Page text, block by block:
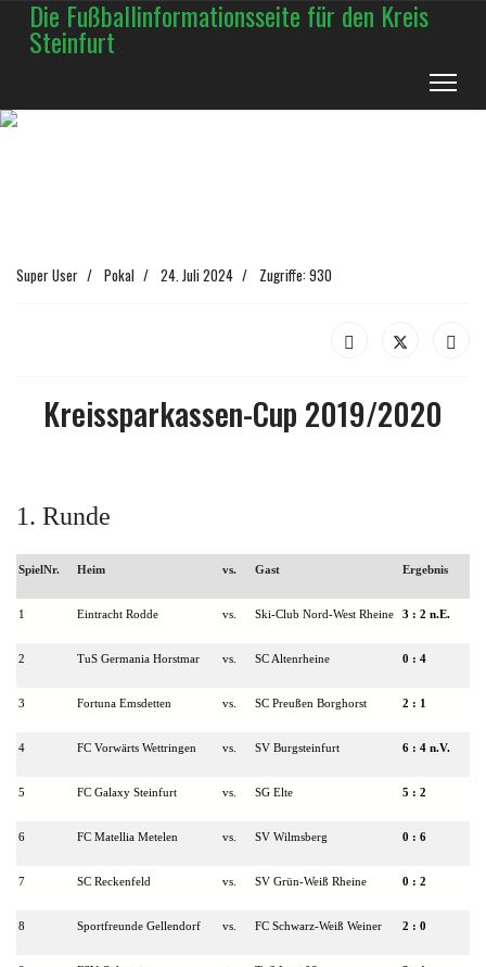
Die Fußballinformationsseite für den Kreis
Steinfurt
Super User Pokal 24. Juli 2024 Zugriffe: 930
Kreissparkassen-Cup 2019/2020
1. Runde
SpielNr. Heim vs. Gast Ergebnis
1 Eintracht Rodde vs. Ski-Club Nord-West Rheine 3 : 2 n.E.
2 TuS Germania Horstmar vs. SC Altenrheine 0 : 4
3 Fortuna Emsdetten vs. SC Preußen Borghorst 2 : 1
4 FC Vorwärts Wettringen vs. SV Burgsteinfurt 6 : 4 n.V.
5 FC Galaxy Steinfurt vs. SG Elte 5 : 2
6 FC Matellia Metelen vs. SV Wilmsberg 0 : 6
7 SC Reckenfeld vs. SV Grün-Weiß Rheine 0 : 2
8 Sportfreunde Gellendorf vs. FC Schwarz-Weiß Weiner 2 : 0